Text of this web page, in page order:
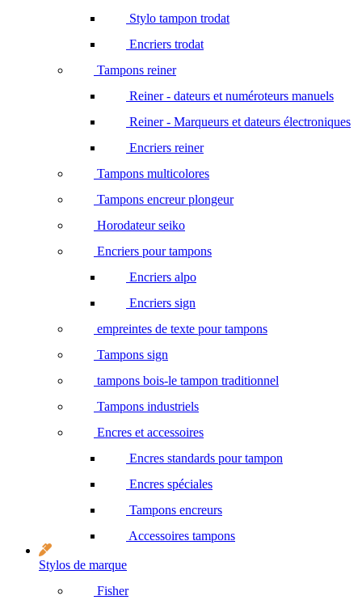
Stylo tampon trodat
Encriers trodat
Tampons reiner
Reiner - dateurs et numéroteurs manuels
Reiner - Marqueurs et dateurs électroniques
Encriers reiner
Tampons multicolores
Tampons encreur plongeur
Horodateur seiko
Encriers pour tampons
Encriers alpo
Encriers sign
empreintes de texte pour tampons
Tampons sign
tampons bois-le tampon traditionnel
Tampons industriels
Encres et accessoires
Encres standards pour tampon
Encres spéciales
Tampons encreurs
Accessoires tampons
Stylos de marque
Fisher